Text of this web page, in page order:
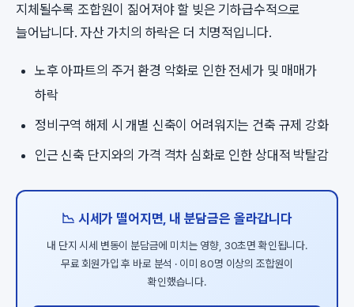
지체될수록 조합원이 짊어져야 할 빚은 기하급수적으로
늘어납니다. 자산 가치의 하락은 더 치명적입니다.
노후 아파트의 주거 환경 악화로 인한 전세가 및 매매가
하락
정비구역 해제 시 개별 신축이 어려워지는 건축 규제 강화
인근 신축 단지와의 가격 격차 심화로 인한 상대적 박탈감
📉 시세가 떨어지면, 내 분담금은 올라갑니다
내 단지 시세 변동이 분담금에 미치는 영향, 30초면 확인됩니다.
무료 회원가입 후 바로 분석 · 이미 80명 이상의 조합원이
확인했습니다.